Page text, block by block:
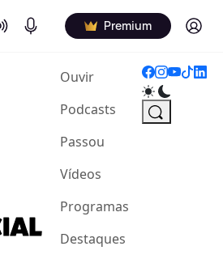
Podcasts Premium Log in
Ouvir(current)
Podcasts
Passou
Vídeos
Programas
Destaques